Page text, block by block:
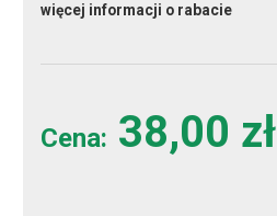
więcej informacji o rabacie
Cena: 38,00 zł